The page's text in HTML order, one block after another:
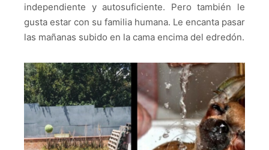
independiente y autosuficiente. Pero también le
gusta estar con su familia humana. Le encanta pasar
las mañanas subido en la cama encima del edredón.